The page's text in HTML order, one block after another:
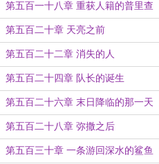
第五百一十八章 重获人籍的普里查
德
第五百二十章 天亮之前
第五百二十二章 消失的人
第五百二十四章 队长的诞生
第五百二十六章 末日降临的那一天
第五百二十八章 弥撒之后
第五百三十章 一条游回深水的鲨鱼